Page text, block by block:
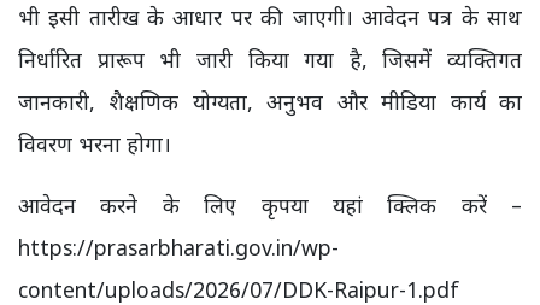
भी इसी तारीख के आधार पर की जाएगी। आवेदन पत्र के साथ
निर्धारित प्रारूप भी जारी किया गया है, जिसमें व्यक्तिगत
जानकारी, शैक्षणिक योग्यता, अनुभव और मीडिया कार्य का
विवरण भरना होगा।
आवेदन करने के लिए कृपया यहां क्लिक करें –
https://prasarbharati.gov.in/wp-
content/uploads/2026/07/DDK-Raipur-1.pdf